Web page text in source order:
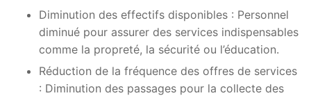
Diminution des effectifs disponibles : Personnel
diminué pour assurer des services indispensables
comme la propreté, la sécurité ou l’éducation.
Réduction de la fréquence des offres de services
: Diminution des passages pour la collecte des